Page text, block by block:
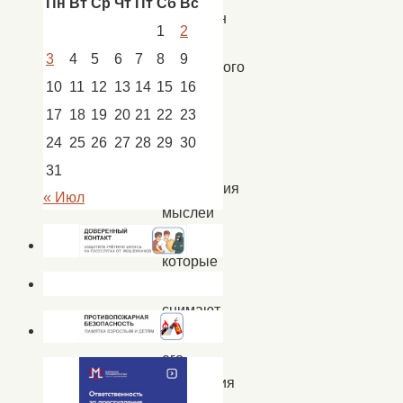
объявлен
годом
Российского
кино.
Кино –
это
выражения
мыслей
людей,
которые
снимают.
С самого
его
появления
Пн Вт Ср Чт Пт Сб Вс
1
2
3
4 5 6 7 8
9
10 11 12 13 14 15 16
17 18 19 20 21 22 23
24 25 26 27 28 29 30
31
« Июл